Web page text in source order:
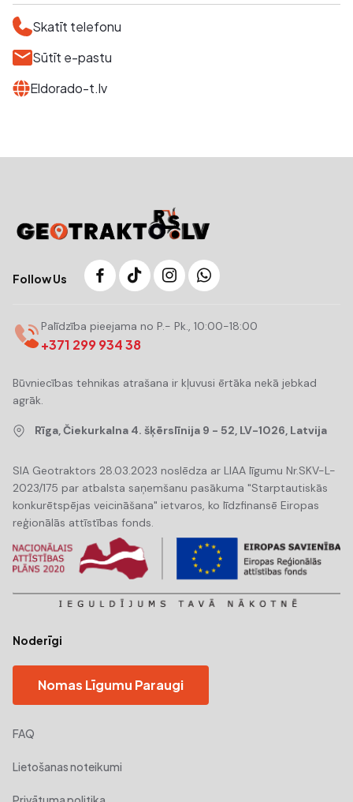
Skatīt telefonu
Sūtīt e-pastu
Eldorado-t.lv
Follow Us
Palīdzība pieejama no P.- Pk., 10:00-18:00
+371 299 934 38
Būvniecības tehnikas atrašana ir kļuvusi ērtāka nekā jebkad
agrāk.
Rīga, Čiekurkalna 4. šķērslīnija 9 - 52, LV-1026, Latvija
SIA Geotraktors 28.03.2023 noslēdza ar LIAA līgumu Nr.SKV-L-
2023/175 par atbalsta saņemšanu pasākuma "Starptautiskās
konkurētspējas veicināšana" ietvaros, ko līdzfinansē Eiropas
reģionālās attīstības fonds.
Noderīgi
Nomas Līgumu Paraugi
FAQ
Lietošanas noteikumi